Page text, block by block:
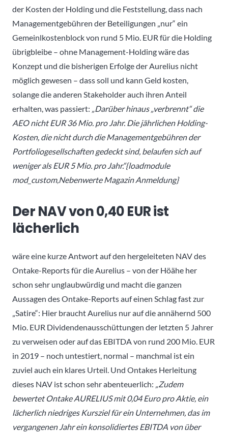
der Kosten der Holding und die Feststellung, dass nach
Managementgebühren der Beteiligungen „nur“ ein
Gemeinlkostenblock von rund 5 Mio. EUR für die Holding
übrigbleibe – ohne Management-Holding wäre das
Konzept und die bisherigen Erfolge der Aurelius nicht
möglich gewesen – dass soll und kann Geld kosten,
solange die anderen Stakeholder auch ihren Anteil
erhalten, was passiert: „Darüber hinaus „verbrennt“ die
AEO nicht EUR 36 Mio. pro Jahr. Die jährlichen Holding-
Kosten, die nicht durch die Managementgebühren der
Portfoliogesellschaften gedeckt sind, belaufen sich auf
weniger als EUR 5 Mio. pro Jahr.“{loadmodule
mod_custom,Nebenwerte Magazin Anmeldung}
Der NAV von 0,40 EUR ist
lächerlich
wäre eine kurze Antwort auf den hergeleiteten NAV des
Ontake-Reports für die Aurelius – von der Höähe her
schon sehr unglaubwürdig und macht die ganzen
Aussagen des Ontake-Reports auf einen Schlag fast zur
„Satire“: Hier braucht Aurelius nur auf die annähernd 500
Mio. EUR Dividendenausschüttungen der letzten 5 Jahrer
zu verweisen oder auf das EBITDA von rund 200 Mio. EUR
in 2019 – noch untestiert, normal – manchmal ist ein
zuviel auch ein klares Urteil. Und Ontakes Herleitung
dieses NAV ist schon sehr abenteuerlich: „Zudem
bewertet Ontake AURELIUS mit 0,04 Euro pro Aktie, ein
lächerlich niedriges Kursziel für ein Unternehmen, das im
vergangenen Jahr ein konsolidiertes EBITDA von über